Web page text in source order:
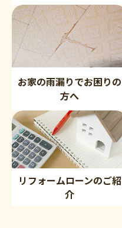
お家の雨漏りでお困りの
方へ
リフォームローンのご紹
介